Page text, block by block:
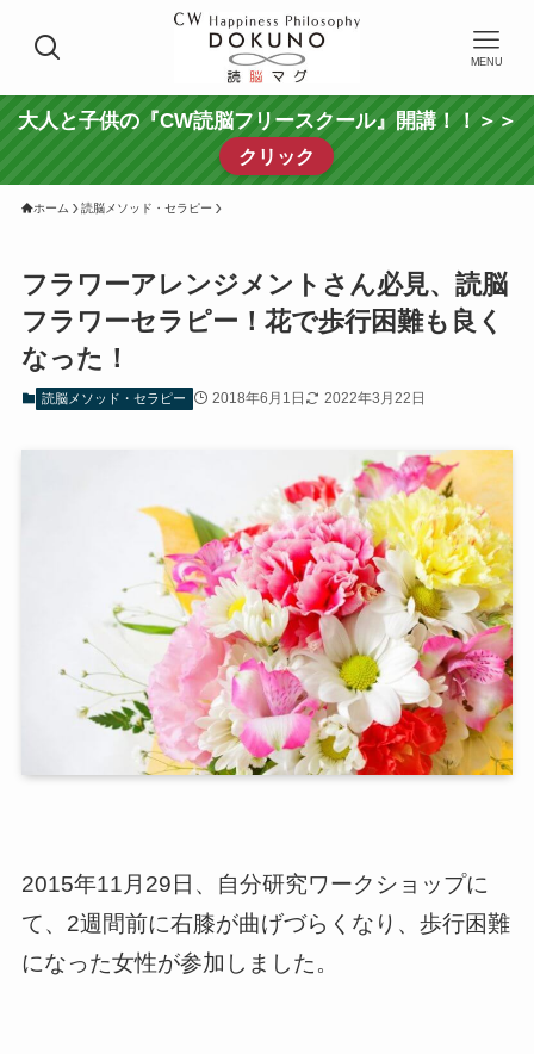
MENU
大人と子供の『CW読脳フリースクール』開講！！＞＞
クリック
ホーム 読脳メソッド・セラピー
フラワーアレンジメントさん必見、読脳
フラワーセラピー！花で歩行困難も良く
なった！
読脳メソッド・セラピー 2018年6月1日 2022年3月22日
2015年11月29日、自分研究ワークショップに
て、2週間前に右膝が曲げづらくなり、歩行困難
になった女性が参加しました。